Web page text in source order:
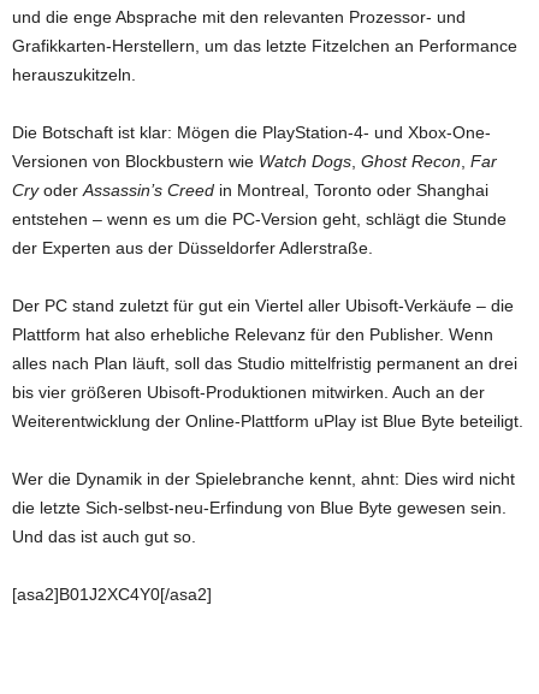
und die enge Absprache mit den relevanten Prozessor- und
Grafikkarten-Herstellern, um das letzte Fitzelchen an Performance
herauszukitzeln.
Die Botschaft ist klar: Mögen die PlayStation-4- und Xbox-One-
Versionen von Blockbustern wie Watch Dogs Ghost Recon Far
Cryoder Assassin’s Creed in Montreal, Toronto oder Shanghai
entstehen – wenn es um die PC-Version geht, schlägt die Stunde
der Experten aus der Düsseldorfer Adlerstraße.
Der PC stand zuletzt für gut ein Viertel aller Ubisoft-Verkäufe – die
Plattform hat also erhebliche Relevanz für den Publisher. Wenn
alles nach Plan läuft, soll das Studio mittelfristig permanent an drei
bis vier größeren Ubisoft-Produktionen mitwirken. Auch an der
Weiterentwicklung der Online-Plattform uPlay ist Blue Byte beteiligt.
Wer die Dynamik in der Spielebranche kennt, ahnt: Dies wird nicht
die letzte Sich-selbst-neu-Erfindung von Blue Byte gewesen sein.
Und das ist auch gut so.
[asa2]B01J2XC4Y0[/asa2]